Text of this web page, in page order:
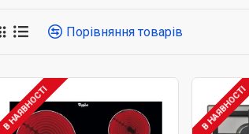
Порівняння товарів
В НАЯВНОСТІ В НАЯВНОСТІ